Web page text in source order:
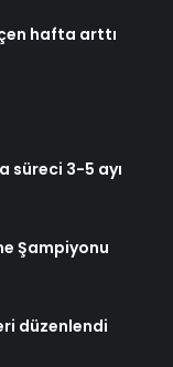
hafta arttı
süreci 3-5 ayı
Şampiyonu
düzenlendi